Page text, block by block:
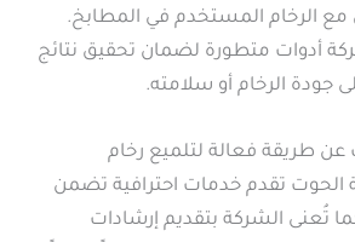
الرخام المستخدم في المطابخ.
أدوات متطورة لضمان تحقيق نتائج
جودة الرخام أو سلامته.
عن طريقة فعالة لتلميع رخام
تقدم خدمات احترافية تضمن
تُعنى الشركة بتقديم إرشادات